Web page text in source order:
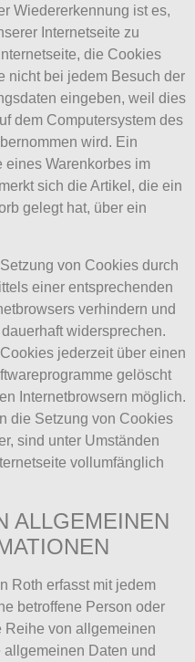
Wiedererkennung ist es,
Internetseite zu
die Cookies
nicht bei jedem Besuch der
eingeben, weil dies
dem Computersystem des
wird. Ein
Warenkorbes im
sich die Artikel, die ein
gelegt hat, über ein
von Cookies durch
einer entsprechenden
verhindern und
widersprechen.
jederzeit über einen
gelöscht
Internetbrowsern möglich.
die Setzung von Cookies
sind unter Umständen
vollumfänglich
ALLGEMEINEN
Roth erfasst mit jedem
betroffene Person oder
Reihe von allgemeinen
allgemeinen Daten und